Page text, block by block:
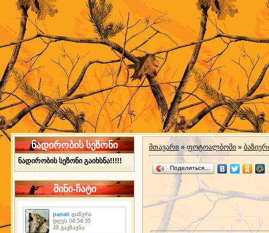
ნადირობის სეზონი
ნადირობის სეზონი გაიხსნა!!!!!
მინი-ჩატი
მთავარი » ფოტოალბომი »
Поделиться…